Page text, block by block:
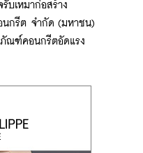
รับเหมาก่อสร้าง
นกรีต จำกัด (มหาชน)
ณฑ์คอนกรีตอัดแรง